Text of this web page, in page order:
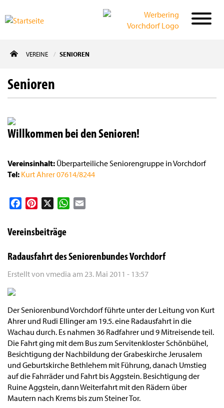
zum
VEREINE SENIOREN
Senioren
Willkommen bei den Senioren!
Vereinsinhalt Überparteiliche Seniorengruppe in Vorchdorf
Tel Kurt Ahrer 07614/8244
FacebookPinterest WhatsApp
Vereinsbeiträge
Radausfahrt des Seniorenbundes Vorchdorf
Erstellt von vmedia am 23. Mai 2011 - 13:57
Der Seniorenbund Vorchdorf führte unter der Leitung von Kurt
Ahrer und Rudi Ellinger am 19.5. eine Radausfahrt in die
Wachau durch. Es nahmen 36 Radfahrer und 9 Mitreisende teil.
Die Fahrt ging mit dem Bus zum Servitenkloster Schönbühel,
Besichtigung der Nachbildung der Grabeskirche Jerusalem
und Geburtskirche Bethlehem mit Führung, danach Umstieg
auf die Fahrräder und Fahrt bis Aggstein. Besichtigung der
Ruine Aggstein, dann Weiterfahrt mit den Rädern über
Mautern nach Krems bis zum Steiner Tor.